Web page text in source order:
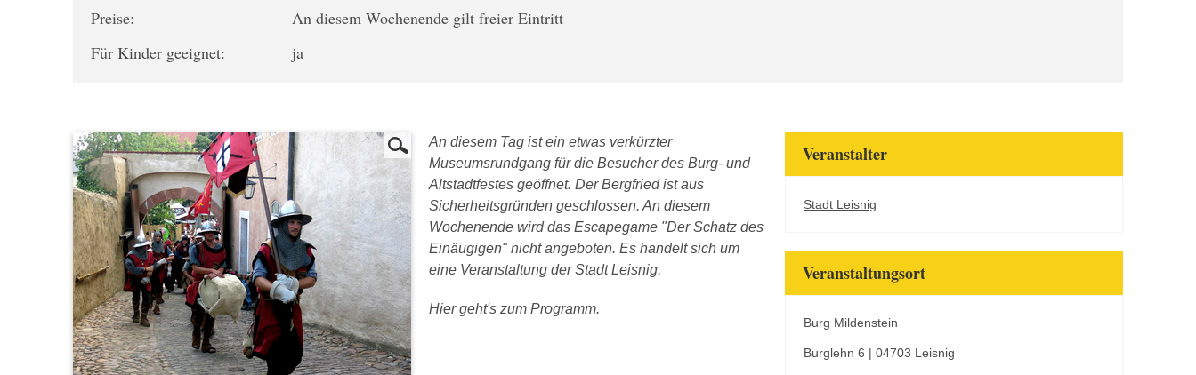
Preise:
An diesem Wochenende gilt freier Eintritt
Für Kinder geeignet:
ja
An diesem Tag ist ein etwas verkürzter
Museumsrundgang für die Besucher des Burg- und
Altstadtfestes geöffnet. Der Bergfried ist aus
Sicherheitsgründen geschlossen. An diesem
Wochenende wird das Escapegame "Der Schatz des
Einäugigen" nicht angeboten. Es handelt sich um
eine Veranstaltung der Stadt Leisnig.
Hier geht's zum Programm.
Veranstalter
Stadt Leisnig
Veranstaltungsort
Burg Mildenstein
Burglehn 6 | 04703 Leisnig